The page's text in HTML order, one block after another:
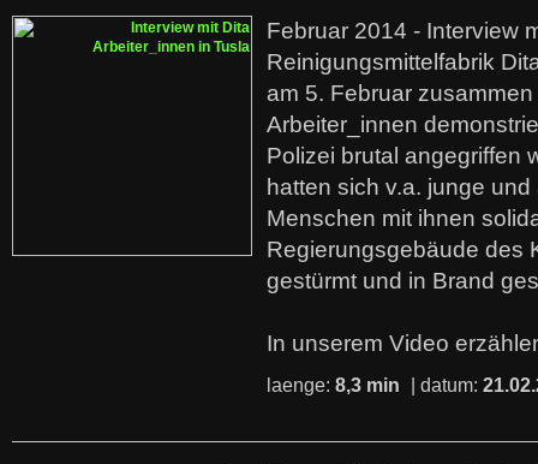
Februar 2014 - Interview
Reinigungsmittelfabrik
am 5. Februar
Arbeiter_innen
Polizei brutal angegriffen
hatten sich v.a. junge
Menschen mit ihnen
Regierungsgebäude des
gestürmt und in Brand
In unserem Video
laenge: 8,3 min | datum: